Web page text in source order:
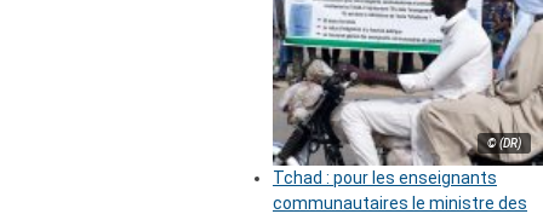
© (DR)
Tchad : pour les enseignants
communautaires le ministre des